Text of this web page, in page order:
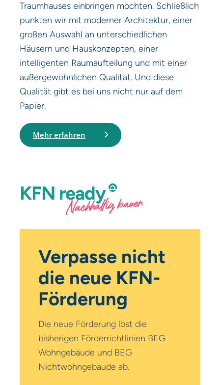
Traumhauses einbringen möchten. Schließlich
punkten wir mit moderner Architektur, einer
großen Auswahl an unterschiedlichen
Häusern und Hauskonzepten, einer
intelligenten Raumaufteilung und mit einer
außergewöhnlichen Qualität. Und diese
Qualität gibt es bei uns nicht nur auf dem
Papier.
Mehr erfahren
KFN ready
Nachhaltig bauen
Verpasse nicht
die neue KFN-
Förderung
Die neue Förderung löst die
bisherigen Förderrichtlinien BEG
Wohngebäude und BEG
Nichtwohn­gebäude ab.